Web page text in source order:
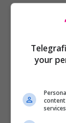
your
content